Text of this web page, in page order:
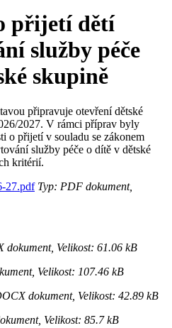
přijetí dětí
služby péče
skupině
připravuje otevření dětské
2027. V rámci příprav byly
o přijetí v souladu se zákonem
služby péče o dítě v dětské
kritérií.
27.pdfTyp: PDF dokument,
dokument, Velikost: 61.06 kB
Velikost: 107.46 kB
dokument, Velikost: 42.89 kB
Velikost: 85.7 kB